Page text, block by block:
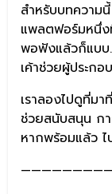
สำหรับบทความ
แพลตฟอร์มหนึ่ง
พอฟังแล้วก็แบบ
เค้าช่วยผู้ประก
เราลองไปดูที่ม
ช่วยสนับสนุน ก
หากพร้อมแล้ว